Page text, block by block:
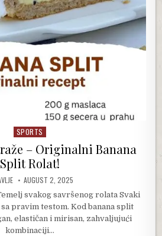
Posted in
SPORTS
– Originalni Banana
Split Rolat!
PUBLISHED DATE:
AUGUST 2, 2025
svakog savršenog rolata Svaki
pravim testom. Kod banana split
elastičan i mirisan, zahvaljujući
kombinaciji…